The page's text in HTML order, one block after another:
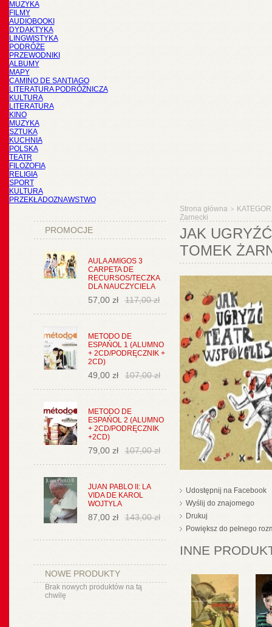
MUZYKA
FILMY
AUDIOBOOKI
DYDAKTYKA
LINGWISTYKA
PODRÓŻE
PRZEWODNIKI
ALBUMY
MAPY
CAMINO DE SANTIAGO
LITERATURA PODRÓŻNICZA
KULTURA
LITERATURA
KINO
MUZYKA
SZTUKA
KUCHNIA
POLSKA
TEATR
FILOZOFIA
RELIGIA
SPORT
KULTURA
PRZEKŁADOZNAWSTWO
PROMOCJE
AULA AMIGOS 3
CARPETA DE
RECURSOS/TECZKA
DLA NAUCZYCIELA
57,00 zł 117,00 zł
METODO DE
ESPAŃOL 1 (ALUMNO
+ 2CD/PODRĘCZNIK +
2CD)
49,00 zł 107,00 zł
METODO DE
ESPAŃOL 2 (ALUMNO
+ 2CD/PODRĘCZNIK
+2CD)
79,00 zł 107,00 zł
JUAN PABLO II: LA
VIDA DE KAROL
WOJTYLA
87,00 zł 143,00 zł
NOWE PRODUKTY
Brak nowych produktów na tą
chwilę
Strona główna >
Żarnecki
JAK
TOMEK
Udostępnij na Facebook
Wyślij do znajomego
Drukuj
Powiększ do pełnego
INNE